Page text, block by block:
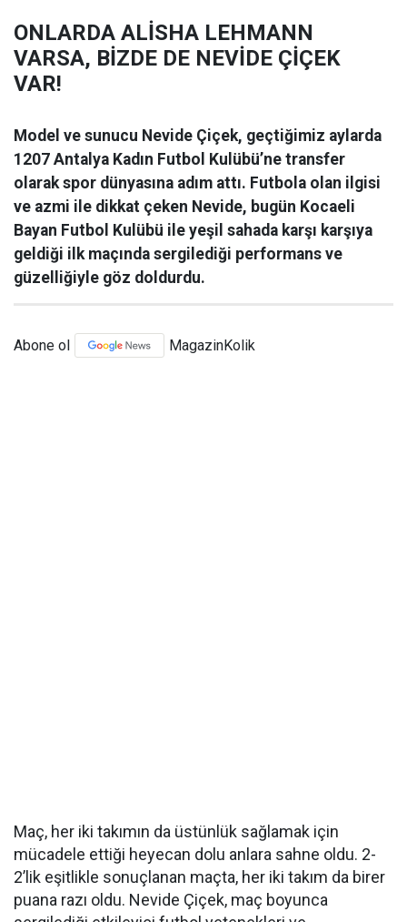
ONLARDA ALİSHA LEHMANN
VARSA, BİZDE DE NEVİDE ÇİÇEK
VAR!
Model ve sunucu Nevide Çiçek, geçtiğimiz aylarda
1207 Antalya Kadın Futbol Kulübü’ne transfer
olarak spor dünyasına adım attı. Futbola olan ilgisi
ve azmi ile dikkat çeken Nevide, bugün Kocaeli
Bayan Futbol Kulübü ile yeşil sahada karşı karşıya
geldiği ilk maçında sergilediği performans ve
güzelliğiyle göz doldurdu.
Abone ol MagazinKolik
Maç, her iki takımın da üstünlük sağlamak için
mücadele ettiği heyecan dolu anlara sahne oldu. 2-
2’lik eşitlikle sonuçlanan maçta, her iki takım da birer
puana razı oldu. Nevide Çiçek, maç boyunca